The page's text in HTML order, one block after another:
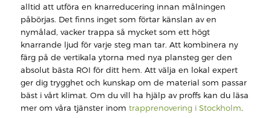
alltid att utföra en knarreducering innan målningen
påbörjas. Det finns inget som förtar känslan av en
nymålad, vacker trappa så mycket som ett högt
knarrande ljud för varje steg man tar. Att kombinera ny
färg på de vertikala ytorna med nya plansteg ger den
absolut bästa ROI för ditt hem. Att välja en lokal expert
ger dig trygghet och kunskap om de material som passar
bäst i vårt klimat. Om du vill ha hjälp av proffs kan du läsa
mer om våra tjänster inom trapprenovering i Stockholm.